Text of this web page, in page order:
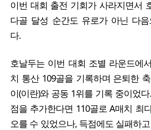
이번 대회 출전 기회가 사라지면서
다골 달성 순간도 유로가 아닌 다
다.
호날두는 이번 대회 조별 라운드에
치 통산 109골을 기록하며 은퇴한
이(이란)와 공동 1위를 기록 중이었
점을 추가한다면 110골로 A매치 최
오를 수 있었으나, 득점에도 실패하